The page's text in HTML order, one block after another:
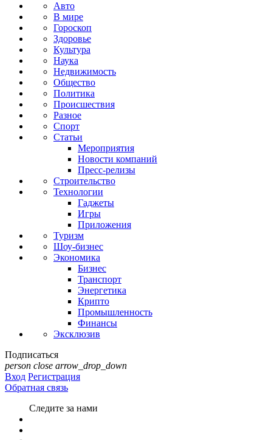
Авто
В мире
Гороскоп
Здоровье
Культура
Наука
Недвижимость
Общество
Политика
Происшествия
Разное
Спорт
Статьи
Мероприятия
Новости компаний
Пресс-релизы
Строительство
Технологии
Гаджеты
Игры
Приложения
Туризм
Шоу-бизнес
Экономика
Бизнес
Транспорт
Энергетика
Крипто
Промышленность
Финансы
Эксклюзив
Подписаться
person close arrow_drop_down
Вход Регистрация
Обратная связь
Следите за нами